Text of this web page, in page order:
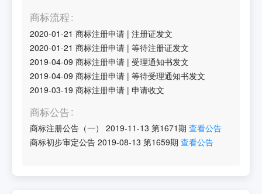
商标流程
2020-01-21 商标注册申请 |注册证发文
2020-01-21 商标注册申请 |等待注册证发文
2019-04-09 商标注册申请 |受理通知书发文
2019-04-09 商标注册申请 |等待受理通知书发文
2019-03-19 商标注册申请 |申请收文
商标公告
商标注册公告（一） 2019-11-13 第1671期 查看公告
商标初步审定公告 2019-08-13 第1659期 查看公告